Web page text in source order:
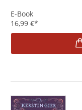
E-Book
16,99 €*